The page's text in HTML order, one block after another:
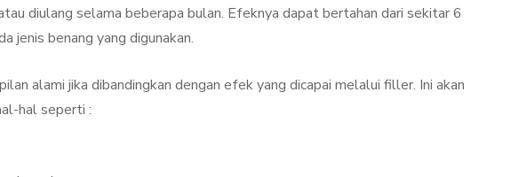
diulang selama beberapa bulan. Efeknya dapat bertahan dari sekitar 6
jenis benang yang digunakan.
alami jika dibandingkan dengan efek yang dicapai melalui filler. Ini akan
hal seperti :